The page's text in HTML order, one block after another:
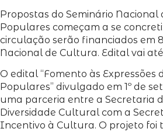
Propostas do Seminário Nacional
Populares começam a se
circulação serão financiados em
Nacional de Cultura. Edital vai
O edital “Fomento às Expressões
Populares” divulgado em 1º de
uma parceria entre a Secretaria
Diversidade Cultural com a
Incentivo à Cultura. O projeto foi